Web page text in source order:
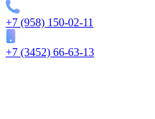
+7 (958) 150-02-11
+7 (3452) 66-63-13